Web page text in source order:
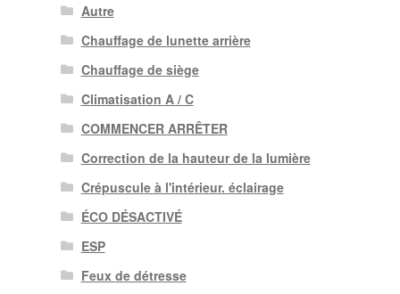
Autre
Chauffage de lunette arrière
Chauffage de siège
Climatisation A / C
COMMENCER ARRÊTER
Correction de la hauteur de la lumière
Crépuscule à l'intérieur. éclairage
ÉCO DÉSACTIVÉ
ESP
Feux de détresse